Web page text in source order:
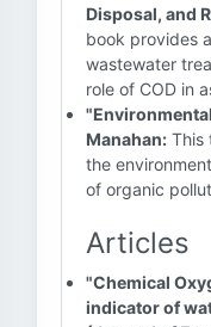
Disposal, and
book provides
wastewater
role of COD in
Manahan: This
the
of organic
Articles
"Chemical
indicator of